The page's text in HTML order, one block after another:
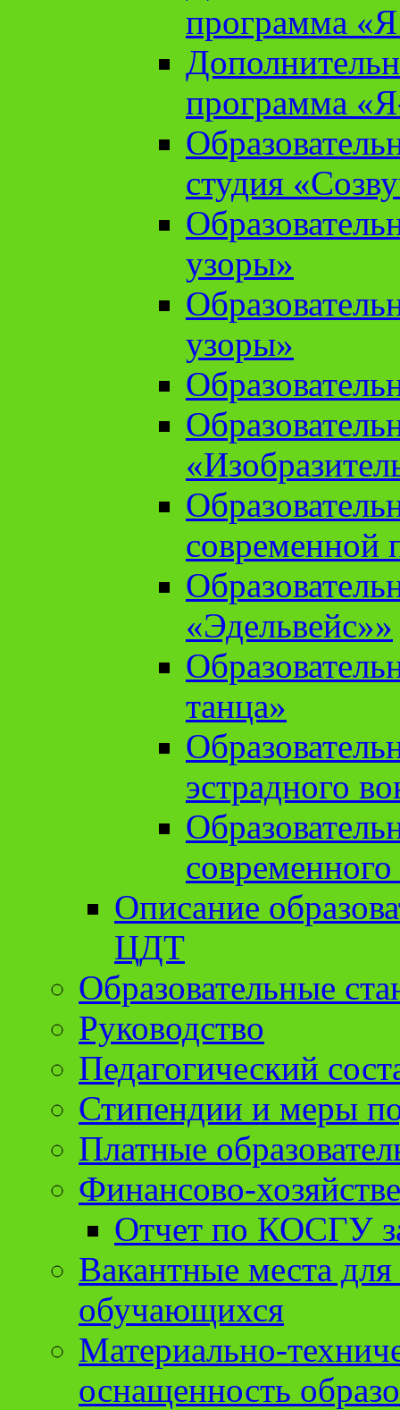
программа «Я
программа
студия
узоры»
узоры»
современной
«Эдельвейс»»
танца»
эстрадного
Описание
ЦДТ
Образовательные
Руководство
Педагогический
Стипендии и меры
Платные
Финансово-
Отчет по КОСГУ
Вакантные места
обучающихся
Материально-
оснащенность